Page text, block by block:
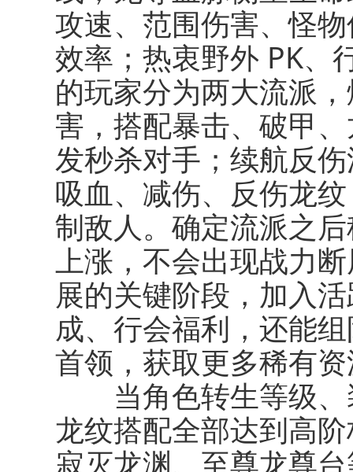
攻速、范围伤害、怪
效率；热衷野外 PK、
的玩家分为两大流派
害，搭配暴击、破甲
发秒杀对手；续航反
吸血、减伤、反伤龙
制敌人。确定流派之
上涨，不会出现战力
展的关键阶段，加入
成、行会福利，还能
首领，获取更多稀有
当角色转生等级、
龙纹搭配全部达到高
寂灭龙渊、至尊龙尊